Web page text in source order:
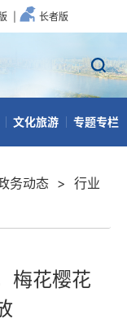
长者版
文化旅游 专题专栏
务动态 > 行业
梅花樱花